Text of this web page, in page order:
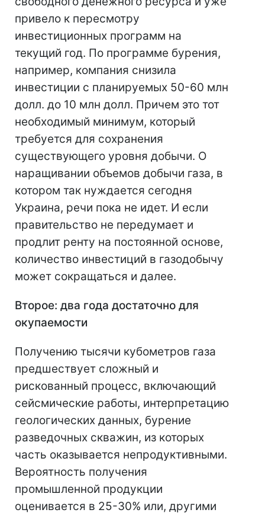
привело к пересмотру
инвестиционных программ на
текущий год. По программе бурения,
например, компания снизила
инвестиции с планируемых 50-60 млн
долл. до 10 млн долл. Причем это тот
необходимый минимум, который
требуется для сохранения
существующего уровня добычи. О
наращивании объемов добычи газа, в
котором так нуждается сегодня
Украина, речи пока не идет. И если
правительство не передумает и
продлит ренту на постоянной основе,
количество инвестиций в газодобычу
может сокращаться и далее.
Второе: два года достаточно для
окупаемости
Получению тысячи кубометров газа
предшествует сложный и
рискованный процесс, включающий
сейсмические работы, интерпретацию
геологических данных, бурение
разведочных скважин, из которых
часть оказывается непродуктивными.
Вероятность получения
промышленной продукции
оценивается в 25-30% или, другими